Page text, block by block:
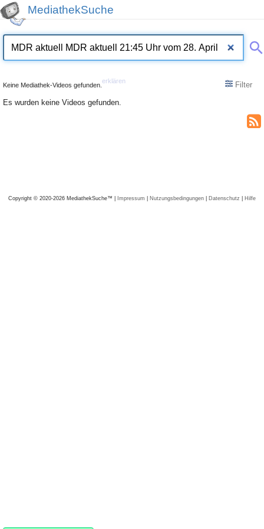
MediathekSuche
Keine Mediathek-Videos gefunden.
erklären
Filter
Es wurden keine Videos gefunden.
Copyright © 2020-2026 MediathekSuche™ | Impressum | Nutzungsbedingungen | Datenschutz | Hilfe